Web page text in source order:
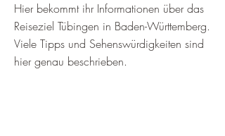
Hier bekommt ihr Informationen über das
Reiseziel Tübingen in Baden-Württemberg.
Viele Tipps und Sehenswürdigkeiten sind
hier genau beschrieben.